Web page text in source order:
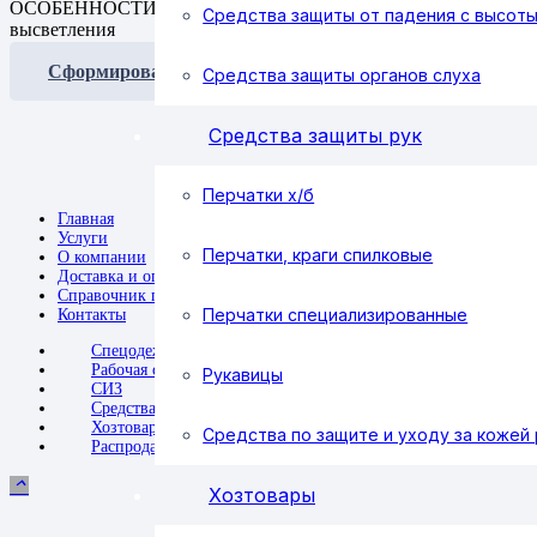
Средства защиты от падения с высоты
Средства защиты органов слуха
Средства защиты рук
Перчатки х/б
Перчатки, краги спилковые
Перчатки специализированные
Рукавицы
Средства по защите и уходу за кожей
Хозтовары
ОСОБЕННОСТИ МОДЕЛИ: внешний ручной регулятор
высветления
Сформировать заявку
Главная
Услуги
О компании
Доставка и оплата
Справочник покупателя
Контакты
Спецодежда
Рабочая обувь
СИЗ
Средства защиты рук
Хозтовары
Распродажа
keyboard_arrow_up